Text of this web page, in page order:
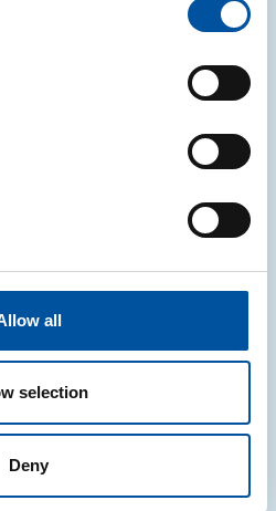
all
selection
Deny
Brescia ad Ancona,
scuola primaria Allegretto di
le vincitrici dell'edizione
classe